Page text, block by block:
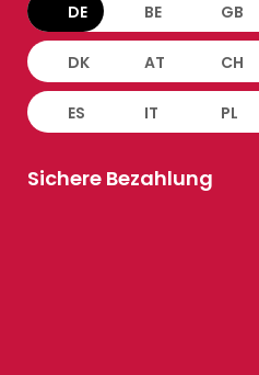
DE BE GB
DK AT CH
ES IT PL
Sichere Bezahlung